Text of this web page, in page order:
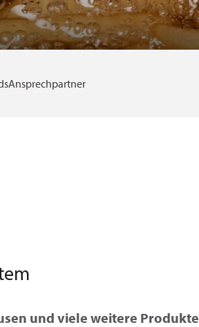
Ansprechpartner
und viele weitere Produkte